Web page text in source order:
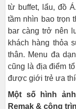
từ buffet, lẩu, đồ
tầm nhìn bao trọn
bar càng trở nên
khách hàng thỏa
thân. Menu đa
cũng là địa điểm
được giới trẻ ưa
Một số hình
Remak & công